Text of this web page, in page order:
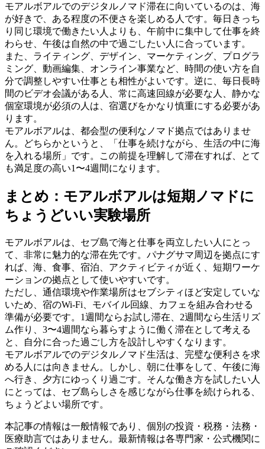
モアルボアルでのデジタルノマド滞在に向いているのは、海
が好きで、ある程度の不便さを楽しめる人です。毎日きっち
り同じ環境で働きたい人よりも、午前中に集中して仕事を終
わらせ、午後は自然の中で過ごしたい人に合っています。
また、ライティング、デザイン、マーケティング、プログラ
ミング、動画編集、オンライン事業など、時間の使い方を自
分で調整しやすい仕事とも相性がよいです。逆に、毎日長時
間のビデオ会議がある人、常に高速回線が必要な人、静かな
個室環境が必須の人は、宿選びをかなり慎重にする必要があ
ります。
モアルボアルは、都会型の便利なノマド拠点ではありませ
ん。どちらかというと、「仕事を続けながら、生活の中に海
を入れる場所」です。この前提を理解して滞在すれば、とて
も満足度の高い1〜4週間になります。
まとめ：モアルボアルは短期ノマドに
ちょうどいい実験場所
モアルボアルは、セブ島で海と仕事を両立したい人にとっ
て、非常に魅力的な滞在先です。パナグサマ周辺を拠点にす
れば、海、食事、宿泊、アクティビティが近く、短期ワーケ
ーションの拠点として使いやすいです。
ただし、通信環境や作業場所はセブシティほど安定していな
いため、宿のWi-Fi、モバイル回線、カフェを組み合わせる
準備が必要です。1週間ならお試し滞在、2週間なら生活リズ
ム作り、3〜4週間なら暮らすように働く滞在として考える
と、自分に合った過ごし方を設計しやすくなります。
モアルボアルでのデジタルノマド生活は、完璧な便利さを求
める人には向きません。しかし、朝に仕事をして、午後に海
へ行き、夕方にゆっくり過ごす。そんな働き方を試したい人
にとっては、セブ島らしさを感じながら仕事を続けられる、
ちょうどよい場所です。
本記事の情報は一般情報であり、個別の投資・税務・法務・
医療助言ではありません。最新情報は各専門家・公式機関に